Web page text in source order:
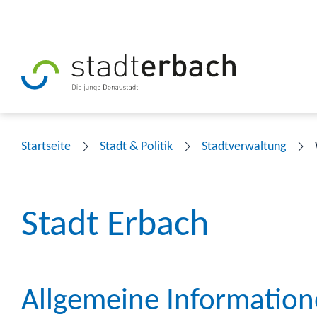
Startseite Stadt & Politik Stadtverwaltung
Stadt Erbach
Allgemeine